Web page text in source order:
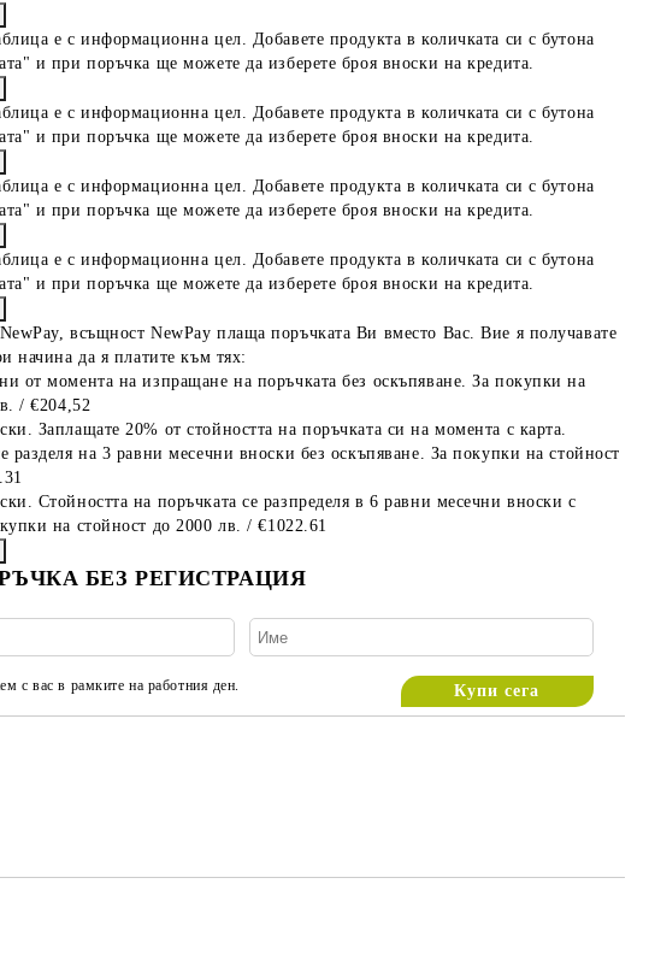
е с информационна цел. Добавете продукта в количката си с бутона
и при поръчка ще можете да изберете броя вноски на кредита.
е с информационна цел. Добавете продукта в количката си с бутона
и при поръчка ще можете да изберете броя вноски на кредита.
е с информационна цел. Добавете продукта в количката си с бутона
и при поръчка ще можете да изберете броя вноски на кредита.
е с информационна цел. Добавете продукта в количката си с бутона
и при поръчка ще можете да изберете броя вноски на кредита.
всъщност NewPay плаща поръчката Ви вместо Вас. Вие я получавате
начина да я платите към тях:
от момента на изпращане на поръчката без оскъпяване. За покупки на
/ €204,52
Заплащате 20% от стойността на поръчката си на момента с карта.
разделя на 3 равни месечни вноски без оскъпяване. За покупки на стойност
Стойността на поръчката се разпределя в 6 равни месечни вноски с
на стойност до 2000 лв. / €1022.61
БЕЗ РЕГИСТРАЦИЯ
с вас в рамките на работния ден.